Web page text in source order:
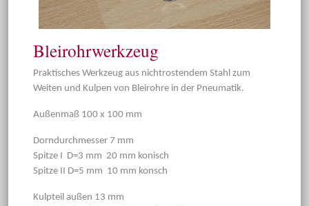
Bleirohrwerkzeug
Praktisches Werkzeug aus nichtrostendem Stahl zum
Weiten und Kulpen von Bleirohre in der Pneumatik.
Außenmaß 100 x 100 mm
Dorndurchmesser 7 mm
Spitze I D=3 mm 20 mm konisch
Spitze II D=5 mm 10 mm konsch
Kulpteil außen 13 mm